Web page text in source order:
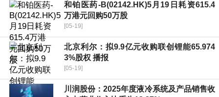
和铂医药-B(02142.HK)5月19日耗资615.4
万港元回购50万股
[05-19]
北京利尔：拟9.9亿元收购联创锂能65.974
3%股权 播报
[05-19]
川润股份：2025年度液冷系统及产品销售收